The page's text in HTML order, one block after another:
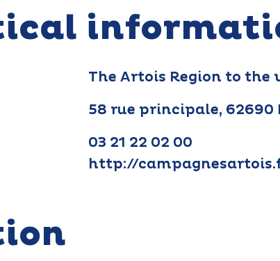
The Artois Region to the
58 rue principale, 62690
03 21 22 02 00
http://